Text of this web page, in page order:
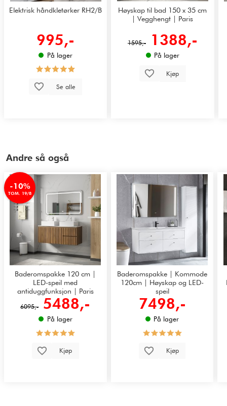
Elektrisk håndkletørker RH2/B
995,-
På lager
Se alle
Høyskap til bad 150 x 35 cm
| Vegghengt | Paris
1595,- 1388,-
På lager
Kjøp
Andre så også
-10%
TOM. 19/8
Baderomspakke 120 cm |
LED-speil med
antiduggfunksjon | Paris
6095,- 5488,-
På lager
Kjøp
Baderomspakke | Kommode
120cm | Høyskap og LED-
speil
7498,-
På lager
Kjøp